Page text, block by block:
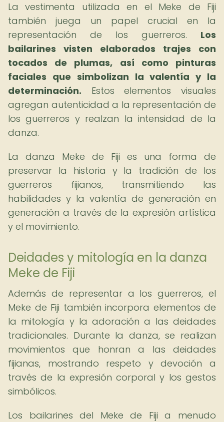
La vestimenta utilizada en el Meke de Fiji
también juega un papel crucial en la
representación de los guerreros. Los
bailarines visten elaborados trajes con
tocados de plumas, así como pinturas
faciales que simbolizan la valentía y la
determinación. Estos elementos visuales
agregan autenticidad a la representación de
los guerreros y realzan la intensidad de la
danza.
La danza Meke de Fiji es una forma de
preservar la historia y la tradición de los
guerreros fijianos, transmitiendo las
habilidades y la valentía de generación en
generación a través de la expresión artística
y el movimiento.
Deidades y mitología en la danza
Meke de Fiji
Además de representar a los guerreros, el
Meke de Fiji también incorpora elementos de
la mitología y la adoración a las deidades
tradicionales. Durante la danza, se realizan
movimientos que honran a las deidades
fijianas, mostrando respeto y devoción a
través de la expresión corporal y los gestos
simbólicos.
Los bailarines del Meke de Fiji a menudo